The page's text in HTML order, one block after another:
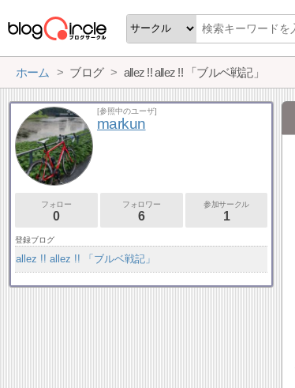
ホーム ブログ allez !! allez !! 「ブルベ戦記」
[参照中のユーザ]
markun
フォロー
0
フォロワー
6
参加サークル
1
登録ブログ
allez !! allez !! 「ブルベ戦記」